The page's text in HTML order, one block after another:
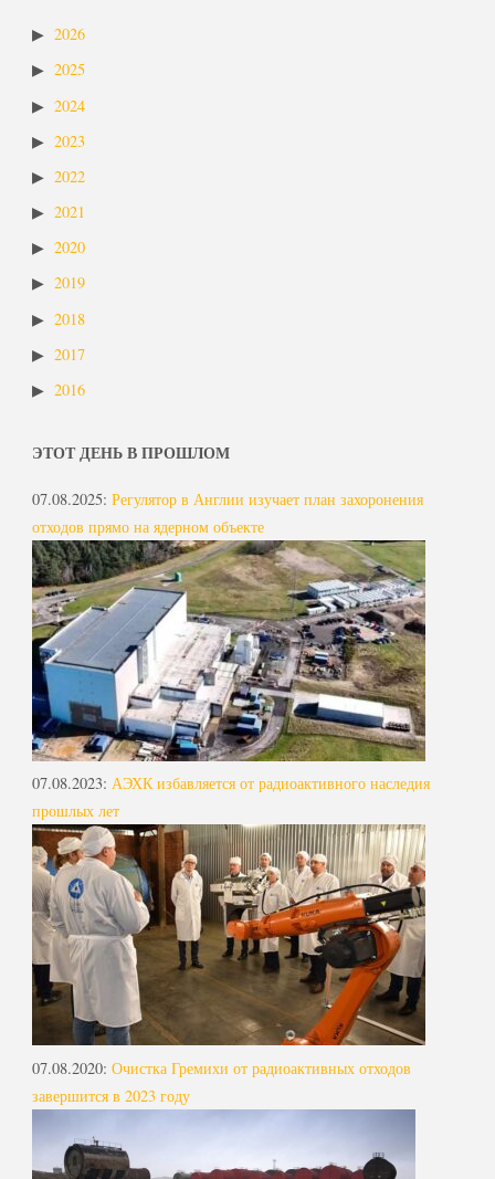
2026
2025
2024
2023
2022
2021
2020
2019
2018
2017
2016
ЭТОТ ДЕНЬ В ПРОШЛОМ
07.08.2025: Регулятор в Англии изучает план захоронения
отходов прямо на ядерном объекте
07.08.2023: АЭХК избавляется от радиоактивного наследия
прошлых лет
07.08.2020: Очистка Гремихи от радиоактивных отходов
завершится в 2023 году